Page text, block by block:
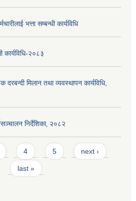
भत्ता सम्बन्धी कार्यविधि
कार्यविधि-२०८३
मिलान तथा व्यवस्थापन कार्यविधि,
निर्देशिका‚ २०८२
4 5 next ›
last »